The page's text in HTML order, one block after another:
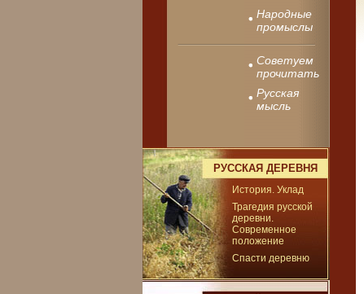
Народные
промыслы
Советуем
прочитать
Русская
мысль
РУССКАЯ ДЕРЕВНЯ
История. Уклад
Трагедия русской
деревни.
Современное
положение
Спасти деревню